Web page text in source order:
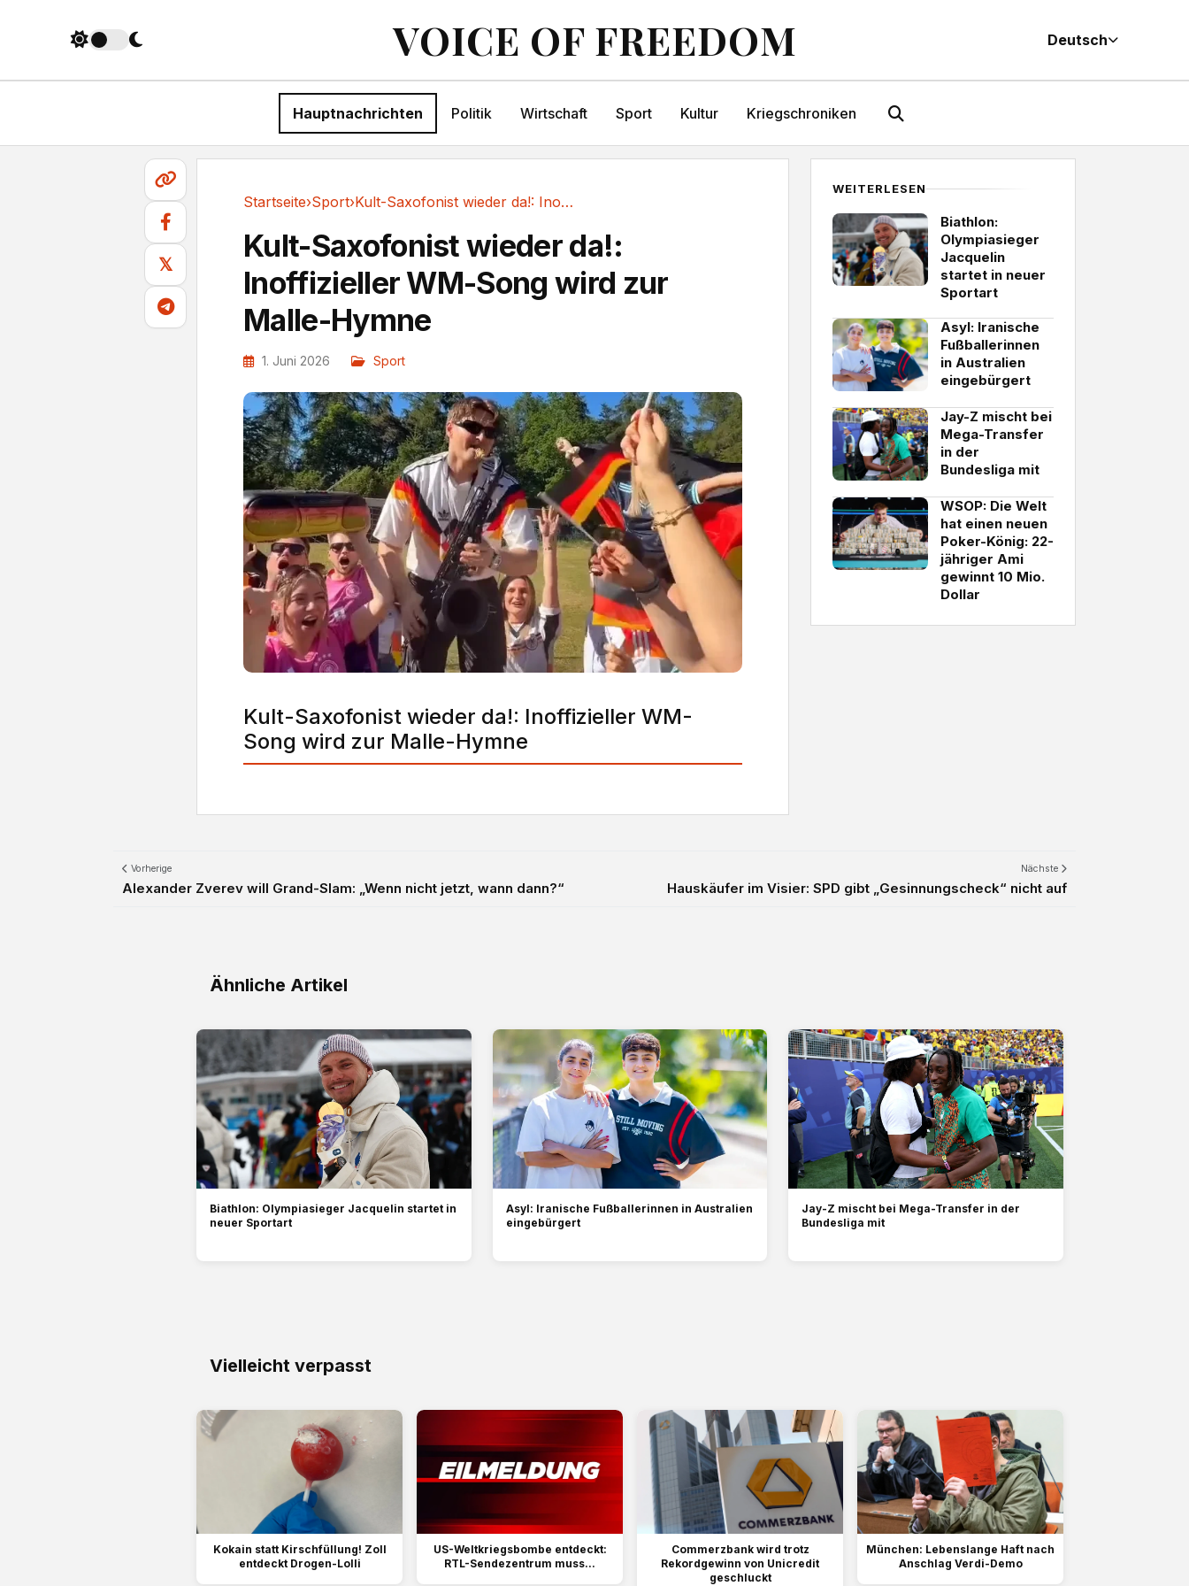
VOICE OF FREEDOM Deutsch
Hauptnachrichten Politik Wirtschaft Sport Kultur Kriegschroniken
𝕏
Startseite›Sport› Kult-Saxofonist wieder da!: Inoffizieller...
Kult-Saxofonist wieder da!:
Inoffizieller WM-Song wird zur
Malle-Hymne
1. Juni 2026 Sport
Kult-Saxofonist wieder da!: Inoffizieller WM-
Song wird zur Malle-Hymne
WEITERLESEN
Biathlon:
Olympiasieger
Jacquelin
startet in neuer
Sportart
Asyl: Iranische
Fußballerinnen
in Australien
eingebürgert
Jay-Z mischt bei
Mega-Transfer
in der
Bundesliga mit
WSOP: Die Welt
hat einen neuen
Poker-König: 22-
jähriger Ami
gewinnt 10 Mio.
Dollar
Vorherige
Alexander Zverev will Grand-Slam: „Wenn nicht jetzt, wann dann?“
Nächste
Hauskäufer im Visier: SPD gibt „Gesinnungscheck“ nicht auf
Ähnliche Artikel
Biathlon: Olympiasieger Jacquelin startet in
neuer Sportart
Asyl: Iranische Fußballerinnen in Australien
eingebürgert
Jay-Z mischt bei Mega-Transfer in der
Bundesliga mit
Vielleicht verpasst
Kokain statt Kirschfüllung! Zoll
entdeckt Drogen-Lolli
US-Weltkriegsbombe entdeckt:
RTL-Sendezentrum muss...
Commerzbank wird trotz
Rekordgewinn von Unicredit
geschluckt
München: Lebenslange Haft nach
Anschlag Verdi-Demo